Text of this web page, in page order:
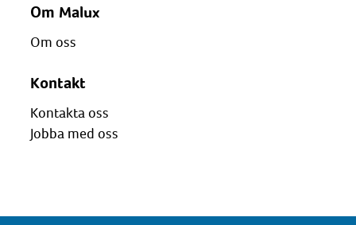
Om Malux
Om oss
Kontakt
Kontakta oss
Jobba med oss